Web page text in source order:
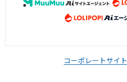
コーポレートサイト